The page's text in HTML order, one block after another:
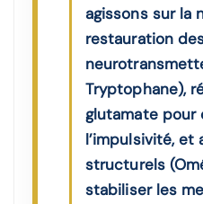
agissons sur la
restauration
Tryptophane),
glutamate pour
l’impulsivité,
structurels
stabiliser les